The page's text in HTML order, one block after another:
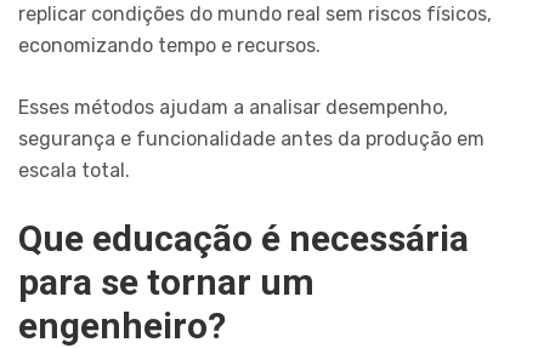
replicar condições do mundo real sem riscos físicos,
economizando tempo e recursos.
Esses métodos ajudam a analisar desempenho,
segurança e funcionalidade antes da produção em
escala total.
Que educação é necessária
para se tornar um
engenheiro?